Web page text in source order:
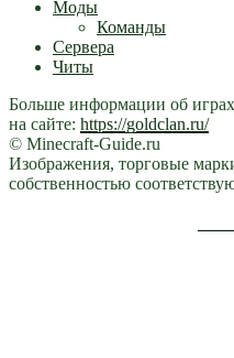
Моды
Команды
Сервера
Читы
Больше информации об
на сайте: https://goldclan.ru/
© Minecraft-Guide.ru
Изображения, торговые
собственностью